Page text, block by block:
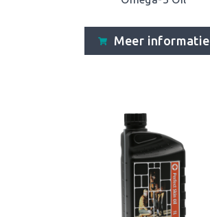
Meer informatie